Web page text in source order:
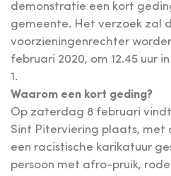
demonstratie een kort
gemeente. Het verzoek zal
voorzieningenrechter
februari 2020, om 12.45 uur
1.
Waarom een kort geding?
Op zaterdag 8 februari
Sint Piterviering plaats, met
een racistische karikatuur
persoon met afro-pruik,